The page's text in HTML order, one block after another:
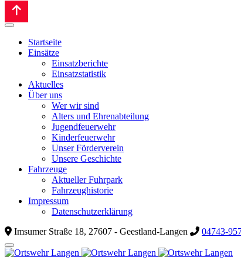
Startseite
Einsätze
Einsatzberichte
Einsatzstatistik
Aktuelles
Über uns
Wer wir sind
Alters und Ehrenabteilung
Jugendfeuerwehr
Kinderfeuerwehr
Unser Förderverein
Unsere Geschichte
Fahrzeuge
Aktueller Fuhrpark
Fahrzeughistorie
Impressum
Datenschutzerklärung
Imsumer Straße 18, 27607 - Geestland-Langen
04743-